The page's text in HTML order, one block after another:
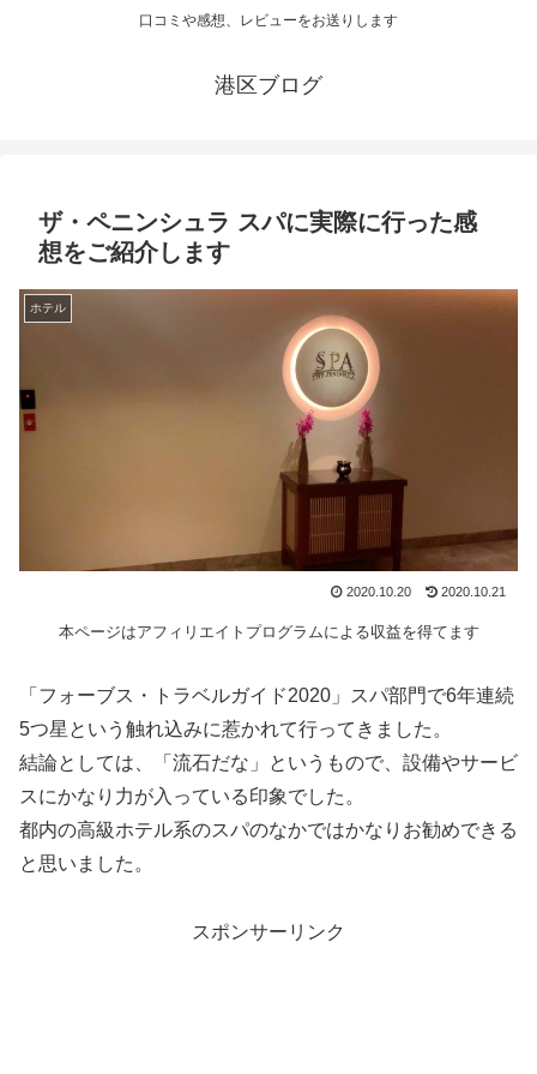
口コミや感想、レビューをお送りします
港区ブログ
ザ・ペニンシュラ スパに実際に行った感
想をご紹介します
ホテル
2020.10.20 2020.10.21
本ページはアフィリエイトプログラムによる収益を得てます
「フォーブス・トラベルガイド2020」スパ部門で6年連続
5つ星という触れ込みに惹かれて行ってきました。
結論としては、「流石だな」というもので、設備やサービ
スにかなり力が入っている印象でした。
都内の高級ホテル系のスパのなかではかなりお勧めできる
と思いました。
スポンサーリンク